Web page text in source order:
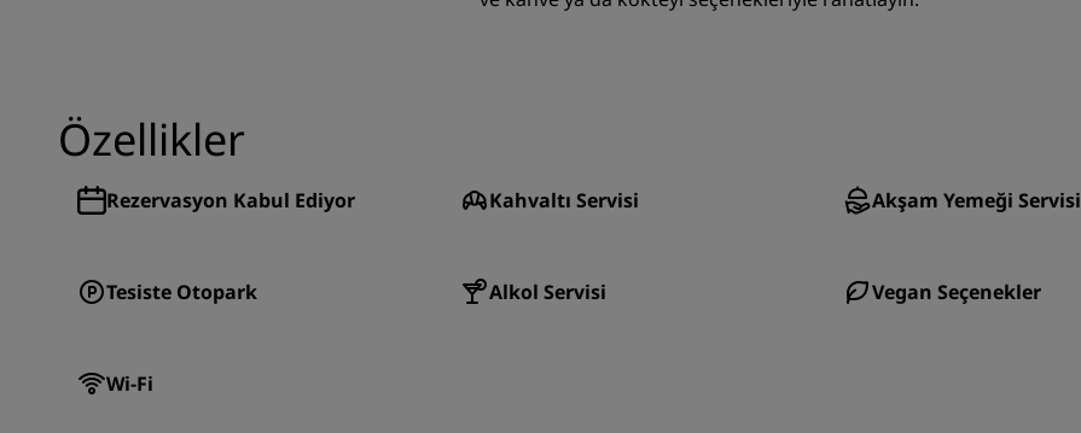
Özellikler
Rezervasyon Kabul Ediyor Kahvaltı Servisi Akşam Yemeği Servisi
Tesiste Otopark Alkol Servisi Vegan Seçenekler
Wi-Fi